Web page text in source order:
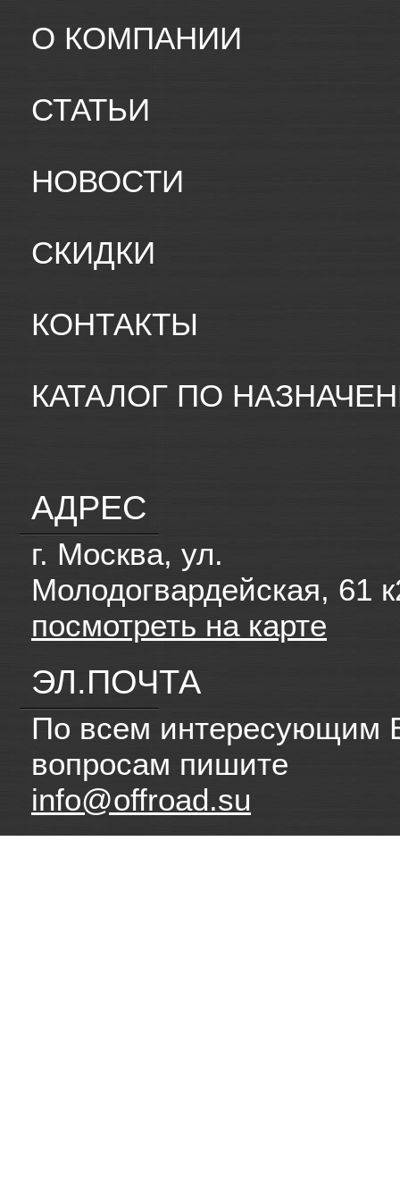
О КОМПАНИИ
СТАТЬИ
НОВОСТИ
СКИДКИ
КОНТАКТЫ
КАТАЛОГ ПО
АДРЕС
г. Москва, ул.
Молодогвардейская, 61
посмотреть на карте
ЭЛ.ПОЧТА
По всем интересующим
вопросам пишите
info@offroad.su